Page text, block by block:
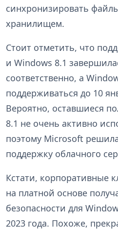
синхронизировать
хранилищем.
Стоит отметить, что
и Windows 8.1
соответственно, а
поддерживаться до 10
Вероятно, оставшиеся
8.1 не очень активно
поэтому Microsoft
поддержку облачного
Кстати, корпоративные
на платной основе
безопасности для
2023 года. Похоже,